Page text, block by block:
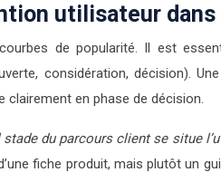
utilisateur dans
de popularité. Il est
considération, décision).
en phase de décision.
stade du parcours client se situe
fiche produit, mais plutôt un